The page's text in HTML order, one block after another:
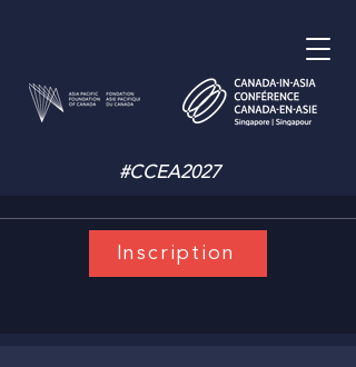
Inscription
#CCEA2027